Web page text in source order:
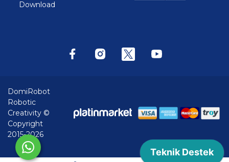
Download
DomiRobot
Robotic
Creativity ©
Copyright
2015-2026